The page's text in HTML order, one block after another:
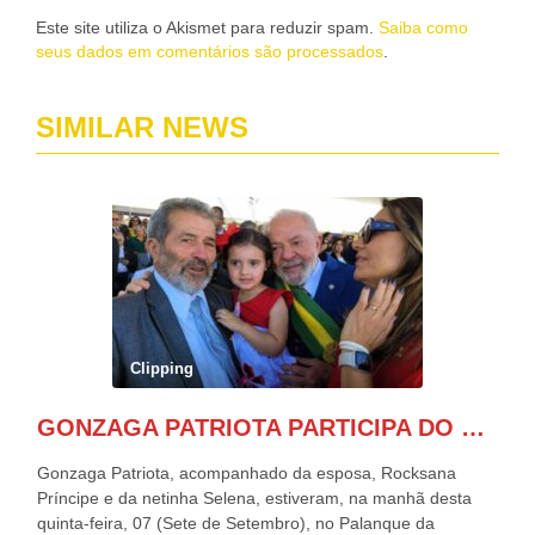
Este site utiliza o Akismet para reduzir spam. Saiba como
seus dados em comentários são processados
SIMILAR NEWS
Clipping
GONZAGA PATRIOTA PARTICIPA DO DESFILE DA INDEPENDÊNCIA NO PALANQUE DA PRESIDÊNCIA DA REPÚBLICA E É ABRAÇADO POR LULA E POR GERALDO ALCKMIN.
Gonzaga Patriota, acompanhado da esposa, Rocksana
Príncipe e da netinha Selena, estiveram, na manhã desta
quinta-feira, 07 (Sete de Setembro), no Palanque da